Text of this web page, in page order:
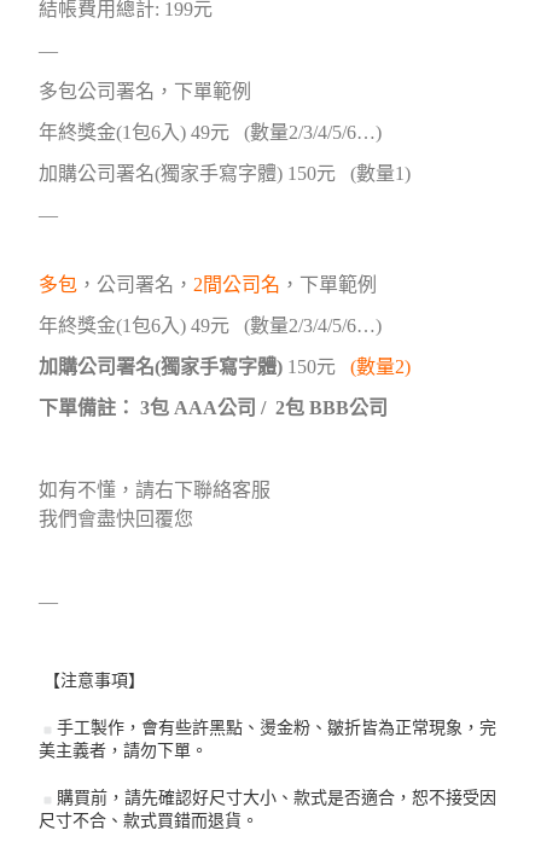
結帳費用總計: 199元
—
多包公司署名，下單範例
年終獎金(1包6入) 49元 (數量2/3/4/5/6…)
加購公司署名(獨家手寫字體) 150元 (數量1)
—
多包 ，公司署名， 2間公司名 ，下單範例
年終獎金(1包6入) 49元 (數量2/3/4/5/6…)
加購公司署名(獨家手寫字體) 150元(數量2)
下單備註： 3包 AAA公司 / 2包 BBB公司
如有不懂，請右下聯絡客服
我們會盡快回覆您
—
【注意事項】
手工製作，會有些許黑點、燙金粉、皺折皆為正常現象，完
美主義者，請勿下單。
購買前，請先確認好尺寸大小、款式是否適合，恕不接受因
尺寸不合、款式買錯而退貨。